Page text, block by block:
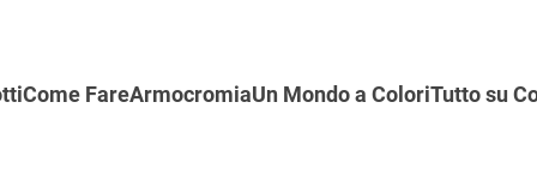
Come FareArmocromiaUn Mondo a ColoriTutto su